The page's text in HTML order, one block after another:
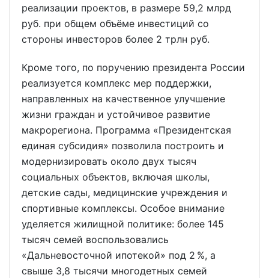
реализации проектов, в размере 59,2 млрд
руб. при общем объёме инвестиций со
стороны инвесторов более 2 трлн руб.
Кроме того, по поручению президента России
реализуется комплекс мер поддержки,
направленных на качественное улучшение
жизни граждан и устойчивое развитие
макрорегиона. Программа «Президентская
единая субсидия» позволила построить и
модернизировать около двух тысяч
социальных объектов, включая школы,
детские сады, медицинские учреждения и
спортивные комплексы. Особое внимание
уделяется жилищной политике: более 145
тысяч семей воспользовались
«Дальневосточной ипотекой» под 2 %, а
свыше 3,8 тысячи многодетных семей